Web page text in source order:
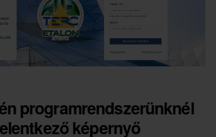
programrendszerünknél
képernyő